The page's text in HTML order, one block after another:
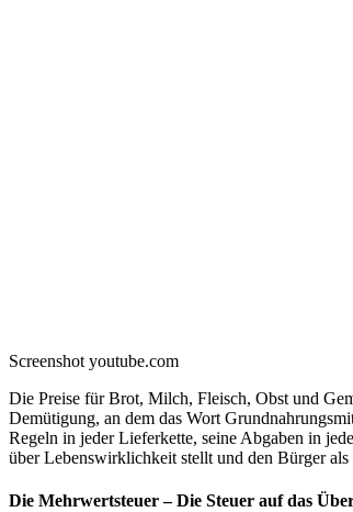
Screenshot youtube.com
Die Preise für Brot, Milch, Fleisch, Obst und
Demütigung, an dem das Wort
Regeln in jeder Lieferkette, seine Abgaben in
über Lebenswirklichkeit stellt und den Bürger als
Die Mehrwertsteuer – Die Steuer auf das